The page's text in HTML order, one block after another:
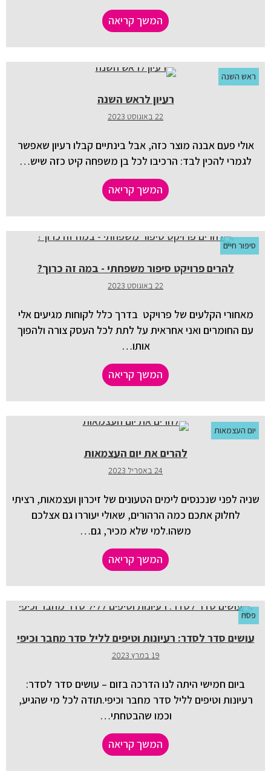
המשך קריאה
ראש השנה
רעיון לראש השנה
22 באוגוסט 2023
אולי פעם אבנה מוצר כזה, אבל בינתיים קבלו רעיון שאפשר
לגמרי להכין לבד: הרכיבו לכל בן משפחה קיט כזה שיש…
המשך קריאה
סיפור חיים
להרים פרויקט סיפור משפחתי - במה זה כרוך?
22 באוגוסט 2023
מאחורי הקלעים של פרויקט בדרך כלל לקוחות מגיעים אלי
עם החומרים ואני אחראית על לתת לכל העסק צורה ולהפוך
אותו…
המשך קריאה
יום העצמאות
להרים את יום העצמאות
24 באפריל 2023
שניה לפני שנכנסים לימים הטעונים של זיכרון ועצמאות, רציתי
לחלוק אתכם כמה הרהורים, שאולי יעוררו גם אצלכם
משהו.למי שלא מכיר, גם…
המשך קריאה
פסח
עושים סדר לסדר: רעיונות וטיפים לליל סדר מחבר וכיפי
19 במרץ 2023
ביום חמישי היתה לנו הדרכה בזום – עושים סדר לסדר:
רעיונות וטיפים לליל סדר מחבר וכיפי.תודה לכל מי שהגיע,
וכמו שהבטחתי…
המשך קריאה